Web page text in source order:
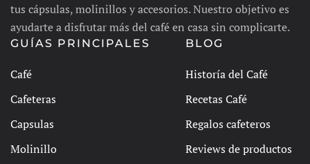
tus cápsulas, molinillos y accesorios. Nuestro objetivo es
ayudarte a disfrutar más del café en casa sin complicarte.
GUÍAS PRINCIPALES
Café
Cafeteras
Capsulas
Molinillo
BLOG
Historía del Café
Recetas Café
Regalos cafeteros
Reviews de productos